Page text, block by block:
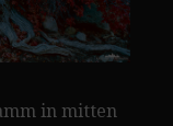
in mitten